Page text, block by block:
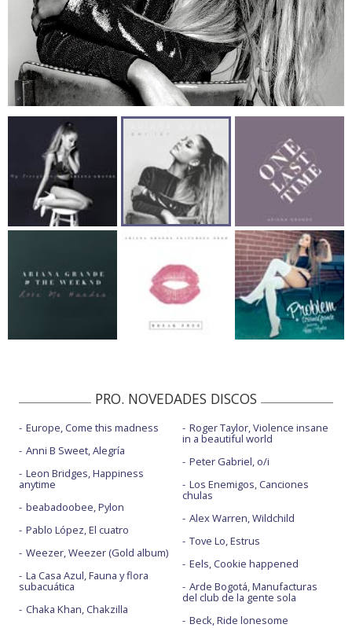
PRO. NOVEDADES DISCOS
Europe, Come this madness
Anni B Sweet, Alegría
Leon Bridges, Happiness
anytime
beabadoobee, Pylon
Pablo López, El cuatro
Weezer, Weezer (Gold album)
La Casa Azul, Fauna y flora
subacuática
Chaka Khan, Chakzilla
Roger Taylor, Violence insane
in a beautiful world
Peter Gabriel, o/i
Los Enemigos, Canciones
chulas
Alex Warren, Wildchild
Tove Lo, Estrus
Eels, Cookie happened
Arde Bogotá, Manufacturas
del club de la gente sola
Beck, Ride lonesome